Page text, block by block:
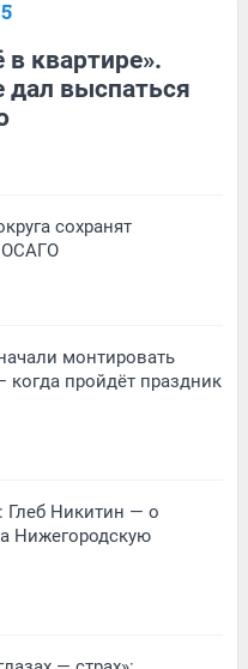
квартире».
дал выспаться
сохранят
ОСАГО
монтировать
пройдёт праздник
Никитин — о
Нижегородскую